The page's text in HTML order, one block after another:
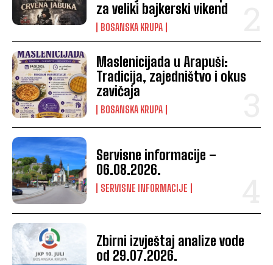
za veliki bajkerski vikend
BOSANSKA KRUPA
Maslenicijada u Arapuši:
Tradicija, zajedništvo i okus
zavičaja
BOSANSKA KRUPA
Servisne informacije –
06.08.2026.
SERVISNE INFORMACIJE
Zbirni izvještaj analize vode
od 29.07.2026.